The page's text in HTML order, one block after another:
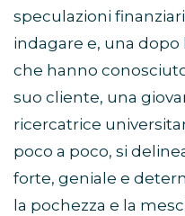
speculazioni
indagare e, una dopo
che hanno
suo cliente, una
ricercatrice
poco a poco, si
forte, geniale e
la pochezza e la